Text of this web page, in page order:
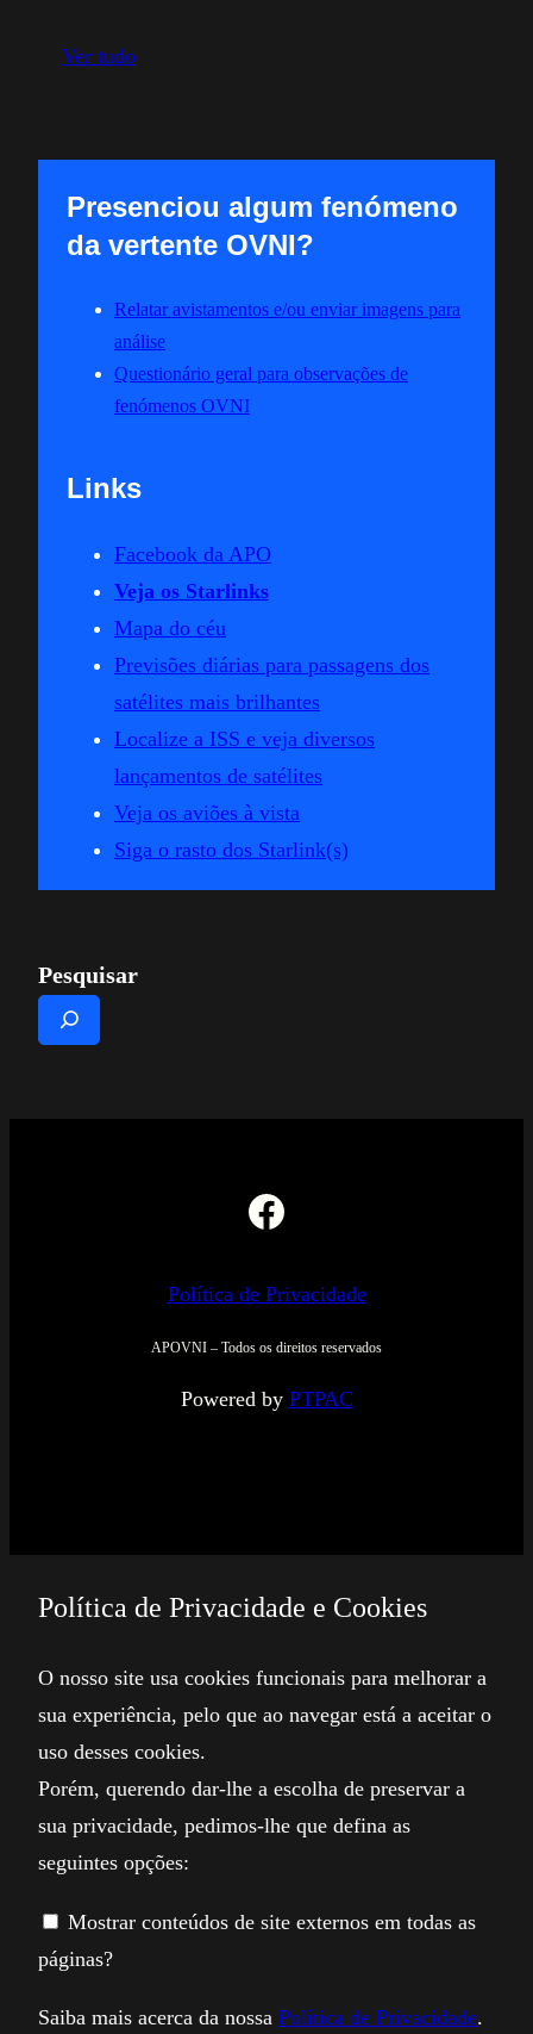
Ver tudo
Presenciou algum fenómeno
da vertente OVNI?
Relatar avistamentos e/ou enviar imagens para
análise
Questionário geral para observações de
fenómenos OVNI
Links
Facebook da APO
Veja os Starlinks
Mapa do céu
Previsões diárias para passagens dos
satélites mais brilhantes
Localize a ISS e veja diversos
lançamentos de satélites
Veja os aviões à vista
Siga o rasto dos Starlink(s)
Pesquisar
Facebook
Política de Privacidade
APOVNI – Todos os direitos reservados
Powered by PTPAC
Política de Privacidade e Cookies
O nosso site usa cookies funcionais para melhorar a
sua experiência, pelo que ao navegar está a aceitar o
uso desses cookies.
Porém, querendo dar-lhe a escolha de preservar a
sua privacidade, pedimos-lhe que defina as
seguintes opções:
Mostrar conteúdos de site externos em todas as
páginas?
Saiba mais acerca da nossa Política de Privacidade.